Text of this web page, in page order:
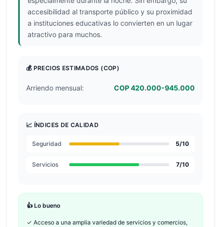
accesibilidad al transporte público y su proximidad
a instituciones educativas lo convierten en un lugar
atractivo para muchos.
💰 PRECIOS ESTIMADOS (COP)
Arriendo mensual: COP 420.000-945.000
📈 ÍNDICES DE CALIDAD
Seguridad 5/10
Servicios 7/10
👍 Lo bueno
✓ Acceso a una amplia variedad de servicios y comercios,